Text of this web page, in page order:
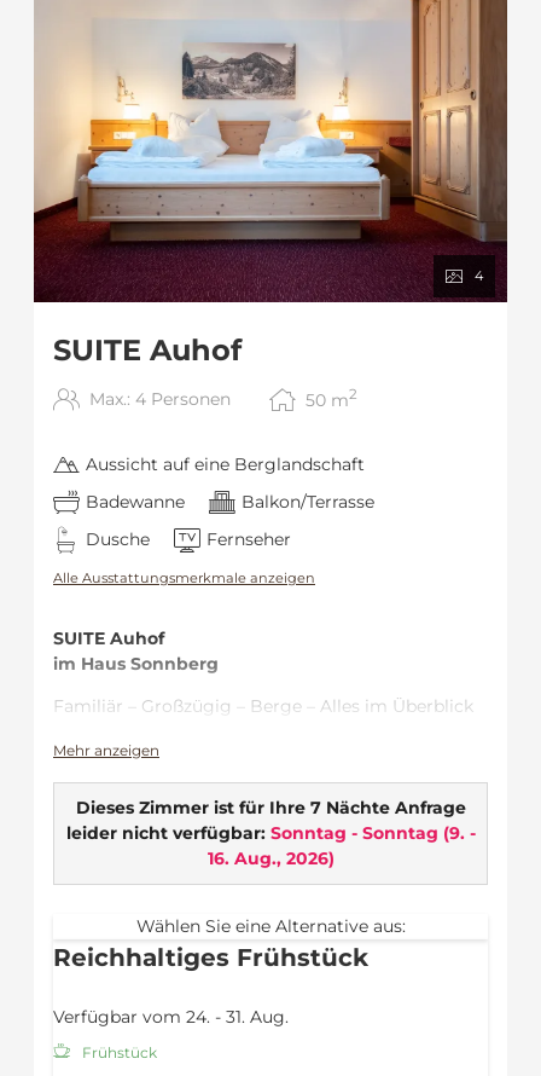
4
SUITE Auhof
Max.: 4 Personen 50 m2
Aussicht auf eine Berglandschaft
Badewanne
Balkon/Terrasse
Dusche
Fernseher
Alle Ausstattungsmerkmale anzeigen
SUITE Auhof
im Haus Sonnberg
Familiär – Großzügig – Berge – Alles im Überblick
Ideal für …
Turteltauben, die nächtlichen Abstand durch
Schnarch-Geräusche bevorzugen
Eltern, die einen eigenes Schlafzimmer
genießen möchten & die Kinder
dennoch neben an sind
Zimmerausstattung
Flat TV
Safe
Mehr anzeigen
Dieses Zimmer ist für Ihre 7 Nächte Anfrage
leider nicht verfügbar: Sonntag - Sonntag (9. -
16. Aug., 2026)
Wählen Sie eine Alternative aus:
Reichhaltiges Frühstück
Verfügbar vom 24. - 31. Aug.
Frühstück